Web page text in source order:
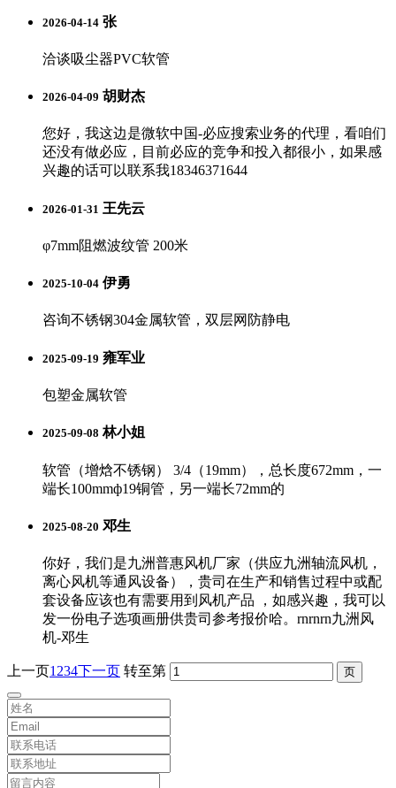
2026-04-14 张
洽谈吸尘器PVC软管
2026-04-09 胡财杰
您好，我这边是微软中国-必应搜索业务的代理，看咱们
还没有做必应，目前必应的竞争和投入都很小，如果感
兴趣的话可以联系我18346371644
2026-01-31 王先云
φ7mm阻燃波纹管 200米
2025-10-04 伊勇
咨询不锈钢304金属软管，双层网防静电
2025-09-19 雍军业
包塑金属软管
2025-09-08 林小姐
软管（增焓不锈钢） 3/4（19mm），总长度672mm，一
端长100mmф19铜管，另一端长72mm的
2025-08-20 邓生
你好，我们是九洲普惠风机厂家（供应九洲轴流风机，
离心风机等通风设备），贵司在生产和销售过程中或配
套设备应该也有需要用到风机产品 ，如感兴趣，我可以
发一份电子选项画册供贵司参考报价哈。rnrnrn九洲风
机-邓生
上一页1 234下一页 转至第